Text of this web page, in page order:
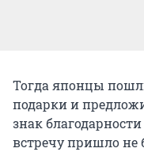
Тогда японцы
подарки и
знак
встречу пришло не